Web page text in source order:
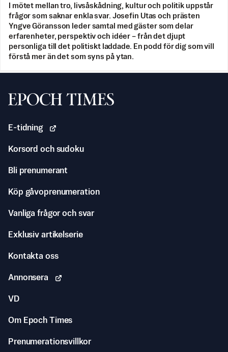
I mötet mellan tro, livsåskådning, kultur och politik uppstår
frågor som saknar enkla svar. Josefin Utas och prästen
Yngve Göransson leder samtal med gäster som delar
erfarenheter, perspektiv och idéer – från det djupt
personliga till det politiskt laddade. En podd för dig som vill
förstå mer än det som syns på ytan.
Svenska Epoch Times
E-tidning
Korsord och sudoku
Bli prenumerant
Köp gåvoprenumeration
Vanliga frågor och svar
Exklusiv artikelserie
Kontakta oss
Annonsera
VD
Om Epoch Times
Prenumerationsvillkor